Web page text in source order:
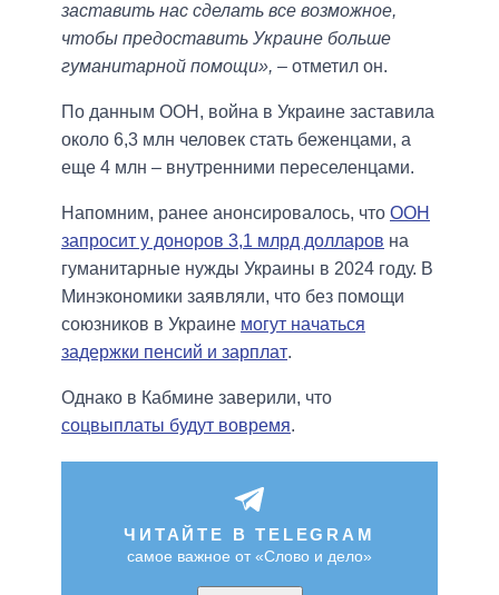
заставить нас сделать все возможное,
чтобы предоставить Украине больше
гуманитарной помощи», – отметил он.
По данным ООН, война в Украине заставила
около 6,3 млн человек стать беженцами, а
еще 4 млн – внутренними переселенцами.
Напомним, ранее анонсировалось, что ООН
запросит у доноров 3,1 млрд долларов на
гуманитарные нужды Украины в 2024 году. В
Минэкономики заявляли, что без помощи
союзников в Украине могут начаться
задержки пенсий и зарплат.
Однако в Кабмине заверили, что
соцвыплаты будут вовремя.
ЧИТАЙТЕ В TELEGRAM
самое важное от «Слово и дело»